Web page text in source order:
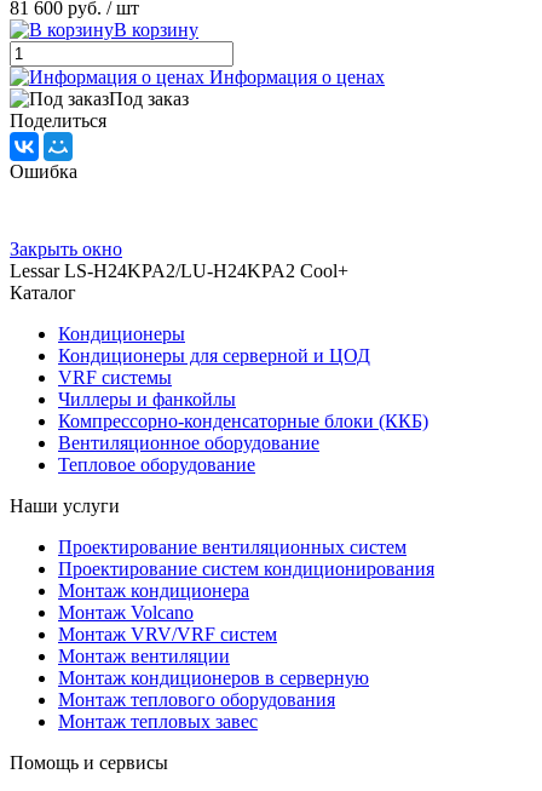
81 600 руб. / шт
В корзину
Информация о ценах
Под заказ
Поделиться
Ошибка
Закрыть окно
Lessar LS-H24KPA2/LU-H24KPA2 Cool+
Каталог
Кондиционеры
Кондиционеры для серверной и ЦОД
VRF системы
Чиллеры и фанкойлы
Компрессорно-конденсаторные блоки (ККБ)
Вентиляционное оборудование
Тепловое оборудование
Наши услуги
Проектирование вентиляционных систем
Проектирование систем кондиционирования
Монтаж кондиционера
Монтаж Volcano
Монтаж VRV/VRF систем
Монтаж вентиляции
Монтаж кондиционеров в серверную
Монтаж теплового оборудования
Монтаж тепловых завес
Помощь и сервисы